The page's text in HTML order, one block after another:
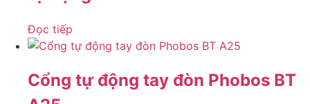
Đọc tiếp
Cổng tự động tay đòn Phobos BT